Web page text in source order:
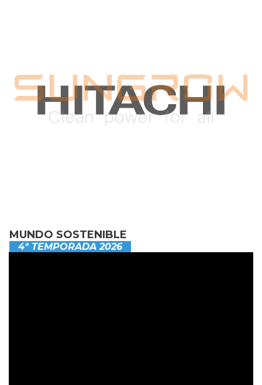
MUNDO SOSTENIBLE
4ª TEMPORADA 2026